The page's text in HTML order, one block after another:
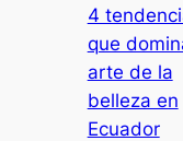
4
que
arte de la
belleza en
Ecuador